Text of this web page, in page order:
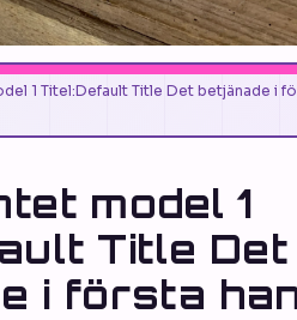
1 Titel:Default Title Det betjänade i
model 1
Title Det
i första